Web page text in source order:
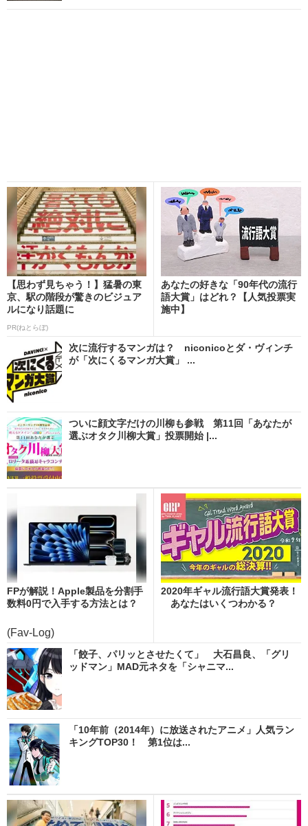
【思わず見ちゃう！】猛暑の東
京、駅の階段が驚きのビジュア
ルになり話題に
PR(ねとらぼ)
あなたの好きな「90年代の流行
語大賞」はどれ？【人気投票実
施中】
次に流行するマンガは？ niconicoとダ・ヴィンチ
が「次にくるマンガ大賞」 ...
ついに顔文字だけの川柳も参戦 第11回「あなたが
選ぶオタク川柳大賞」投票開始 |...
FPが解説！Apple製品を分割手
数料0円で入手する方法とは？
(Fav-Log)
2020年ギャル流行語大賞発表！
あなたはいくつわかる？
「餃子、パリッとさせたくて」 大石昌良、「グリ
ッドマン」MAD元ネタを「シャニマ...
「10年前（2014年）に放送されたアニメ」人気ラン
キングTOP30！ 第1位は...